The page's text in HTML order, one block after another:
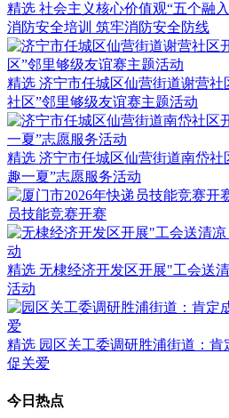
精选 社会主义核心价值观“五个融
消防安全培训 筑牢消防安全防线
精选 济宁市任城区仙营街道谢营社
社区”邻里够级友谊赛主题活动
精选 济宁市任城区仙营街道南岱社
趣一夏”志愿服务活动
员技能竞赛开赛
精选 无棣经济开发区开展"工会送
活动
精选 园区关工委调研胜浦街道：
促关爱
今日热点